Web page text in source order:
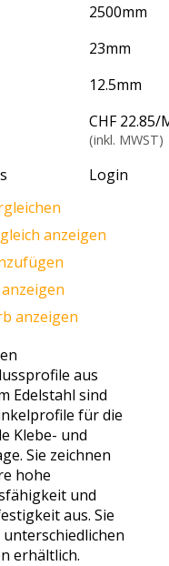
2500mm
23mm
12.5mm
CHF 22.85/
(inkl. MWST)
Login
anzeigen
anzeigen
aus
Edelstahl sind
für die
Klebe- und
Sie zeichnen
hohe
und
aus. Sie
erhältlich.